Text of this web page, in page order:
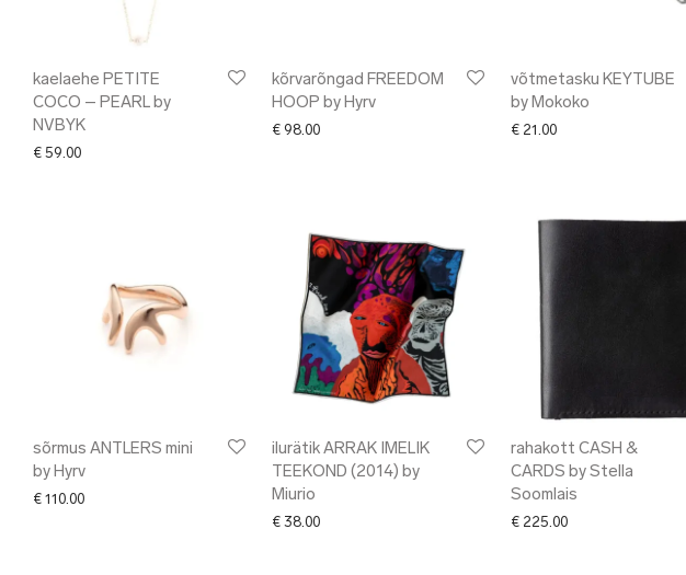
kaelaehe PETITE
COCO – PEARL by
NVBYK
€ 59.00
kõrvarõngad FREEDOM
HOOP by Hyrv
€ 98.00
võtmetasku KEYTUBE
by Mokoko
€ 21.00
sõrmus ANTLERS mini
by Hyrv
€ 110.00
ilurätik ARRAK IMELIK
TEEKOND (2014) by
Miurio
€ 38.00
rahakott CASH &
CARDS by Stella
Soomlais
€ 225.00